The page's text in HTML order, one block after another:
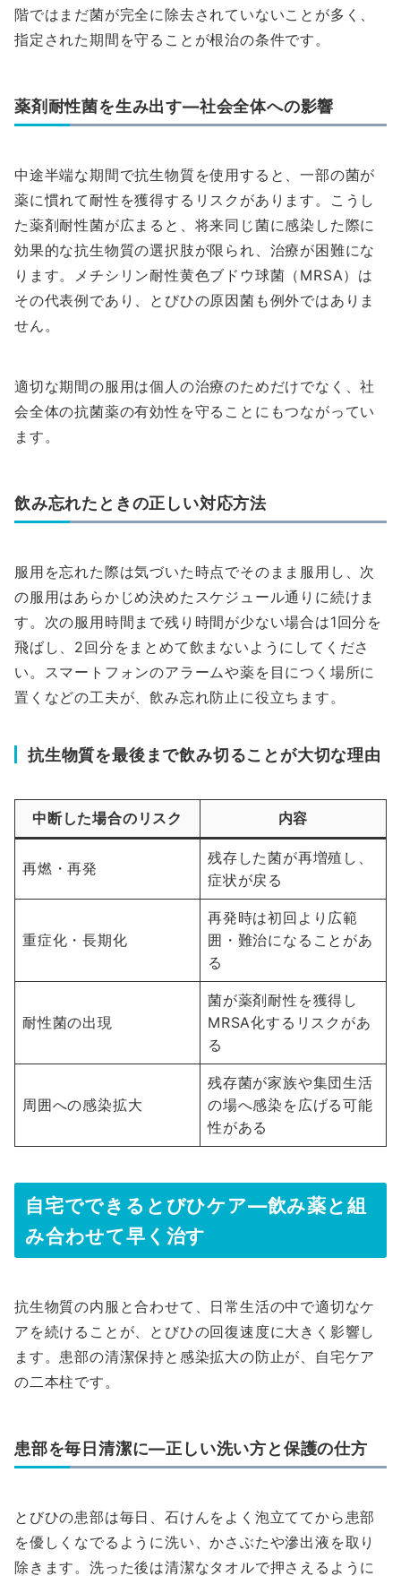
階ではまだ菌が完全に除去されていないことが多く、
指定された期間を守ることが根治の条件です。
薬剤耐性菌を生み出す—社会全体への影響
中途半端な期間で抗生物質を使用すると、一部の菌が
薬に慣れて耐性を獲得するリスクがあります。こうし
た薬剤耐性菌が広まると、将来同じ菌に感染した際に
効果的な抗生物質の選択肢が限られ、治療が困難にな
ります。メチシリン耐性黄色ブドウ球菌（MRSA）は
その代表例であり、とびひの原因菌も例外ではありま
せん。
適切な期間の服用は個人の治療のためだけでなく、社
会全体の抗菌薬の有効性を守ることにもつながってい
ます。
飲み忘れたときの正しい対応方法
服用を忘れた際は気づいた時点でそのまま服用し、次
の服用はあらかじめ決めたスケジュール通りに続けま
す。次の服用時間まで残り時間が少ない場合は1回分を
飛ばし、2回分をまとめて飲まないようにしてくださ
い。スマートフォンのアラームや薬を目につく場所に
置くなどの工夫が、飲み忘れ防止に役立ちます。
抗生物質を最後まで飲み切ることが大切な理由
中断した場合のリスク 内容
再燃・再発
残存した菌が再増殖し、
症状が戻る
重症化・長期化
再発時は初回より広範
囲・難治になることがあ
る
耐性菌の出現
菌が薬剤耐性を獲得し
MRSA化するリスクがあ
る
周囲への感染拡大
残存菌が家族や集団生活
の場へ感染を広げる可能
性がある
自宅でできるとびひケア—飲み薬と組
み合わせて早く治す
抗生物質の内服と合わせて、日常生活の中で適切なケ
アを続けることが、とびひの回復速度に大きく影響し
ます。患部の清潔保持と感染拡大の防止が、自宅ケア
の二本柱です。
患部を毎日清潔に—正しい洗い方と保護の仕方
とびひの患部は毎日、石けんをよく泡立ててから患部
を優しくなでるように洗い、かさぶたや滲出液を取り
除きます。洗った後は清潔なタオルで押さえるように